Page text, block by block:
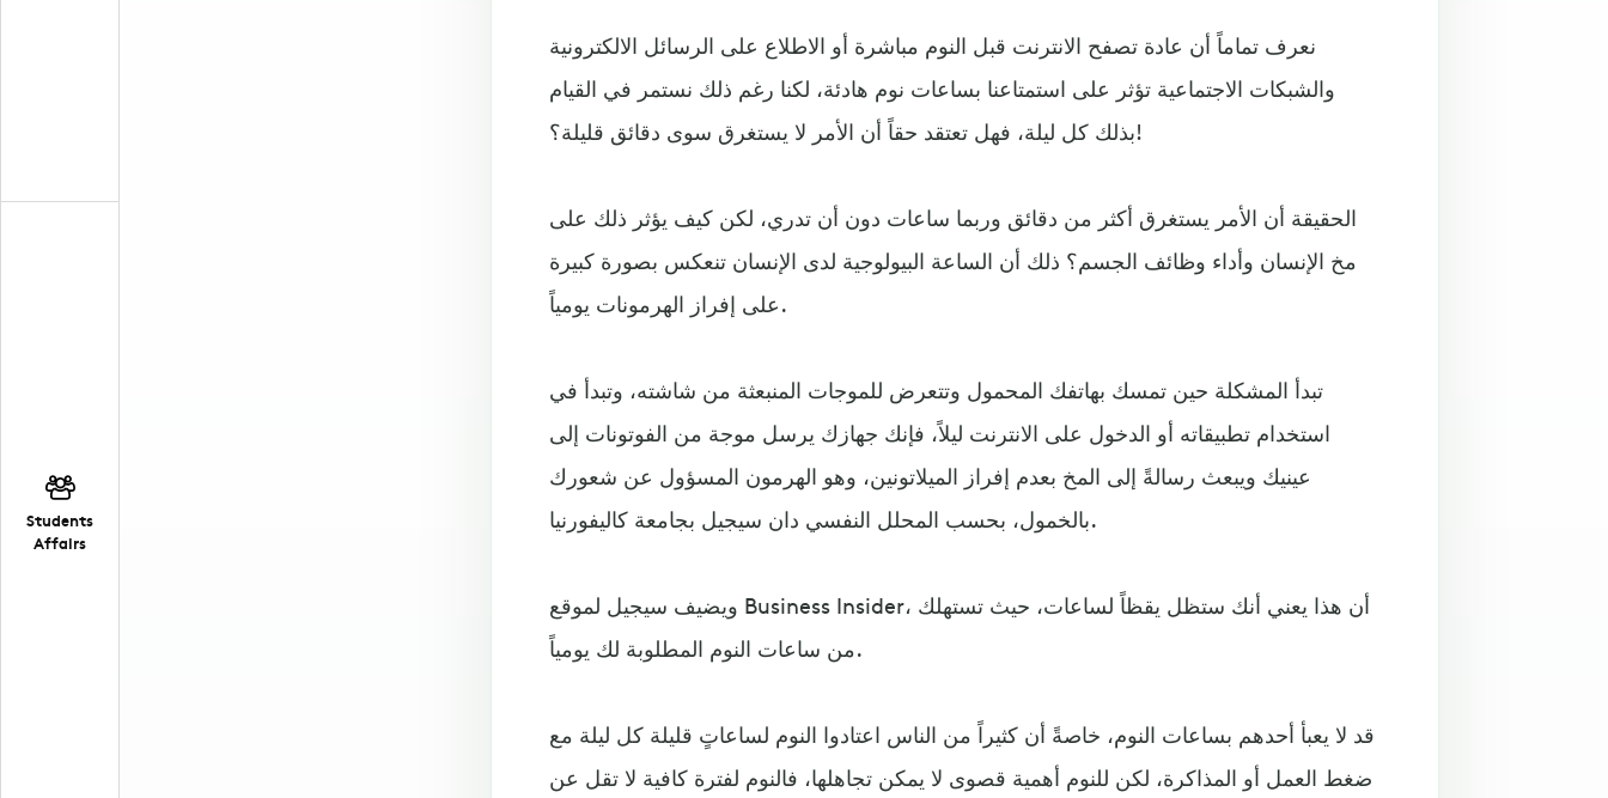
Students
Affairs
نعرف تماماً أن عادة تصفح الانترنت قبل النوم مباشرة أو الاطلاع على الرسائل الالكترونية
والشبكات الاجتماعية تؤثر على استمتاعنا بساعات نوم هادئة، لكنا رغم ذلك نستمر في القيام
بذلك كل ليلة، فهل تعتقد حقاً أن الأمر لا يستغرق سوى دقائق قليلة؟!
الحقيقة أن الأمر يستغرق أكثر من دقائق وربما ساعات دون أن تدري، لكن كيف يؤثر ذلك على
مخ الإنسان وأداء وظائف الجسم؟ ذلك أن الساعة البيولوجية لدى الإنسان تنعكس بصورة كبيرة
على إفراز الهرمونات يومياً.
تبدأ المشكلة حين تمسك بهاتفك المحمول وتتعرض للموجات المنبعثة من شاشته، وتبدأ في
استخدام تطبيقاته أو الدخول على الانترنت ليلاً، فإنك جهازك يرسل موجة من الفوتونات إلى
عينيك ويبعث رسالةً إلى المخ بعدم إفراز الميلاتونين، وهو الهرمون المسؤول عن شعورك
بالخمول، بحسب المحلل النفسي دان سيجيل بجامعة كاليفورنيا.
ويضيف سيجيل لموقع Business Insider، أن هذا يعني أنك ستظل يقظاً لساعات، حيث تستهلك
من ساعات النوم المطلوبة لك يومياً.
قد لا يعبأ أحدهم بساعات النوم، خاصةً أن كثيراً من الناس اعتادوا النوم لساعاتٍ قليلة كل ليلة مع
ضغط العمل أو المذاكرة، لكن للنوم أهمية قصوى لا يمكن تجاهلها، فالنوم لفترة كافية لا تقل عن